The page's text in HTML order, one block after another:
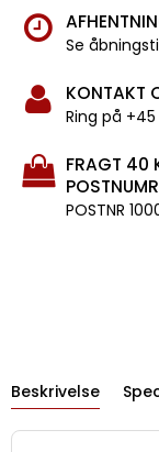
Se
KONTAKT
Ring på +45
FRAGT 40
POSTNR
Beskrivelse